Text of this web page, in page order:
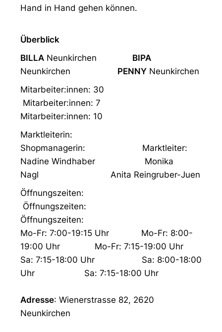
Hand in Hand gehen können.
Überblick
BILLA Neunkirchen BIPA
Neunkirchen PENNY Neunkirchen
Mitarbeiter:innen: 30
Mitarbeiter:innen: 7
Mitarbeiter:innen: 10
Marktleiterin:
Shopmanagerin: Marktleiter:
Nadine Windhaber Monika
Nagl Anita Reingruber-Juen
Öffnungszeiten:
Öffnungszeiten:
Öffnungszeiten:
Mo-Fr: 7:00-19:15 Uhr Mo-Fr: 8:00-
19:00 Uhr Mo-Fr: 7:15-19:00 Uhr
Sa: 7:15-18:00 Uhr Sa: 8:00-18:00
Uhr Sa: 7:15-18:00 Uhr
Adresse: Wienerstrasse 82, 2620
Neunkirchen